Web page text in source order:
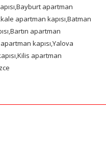
apartman
apartman kapısı,Batman
apartman
kapısı,Yalova
apartman